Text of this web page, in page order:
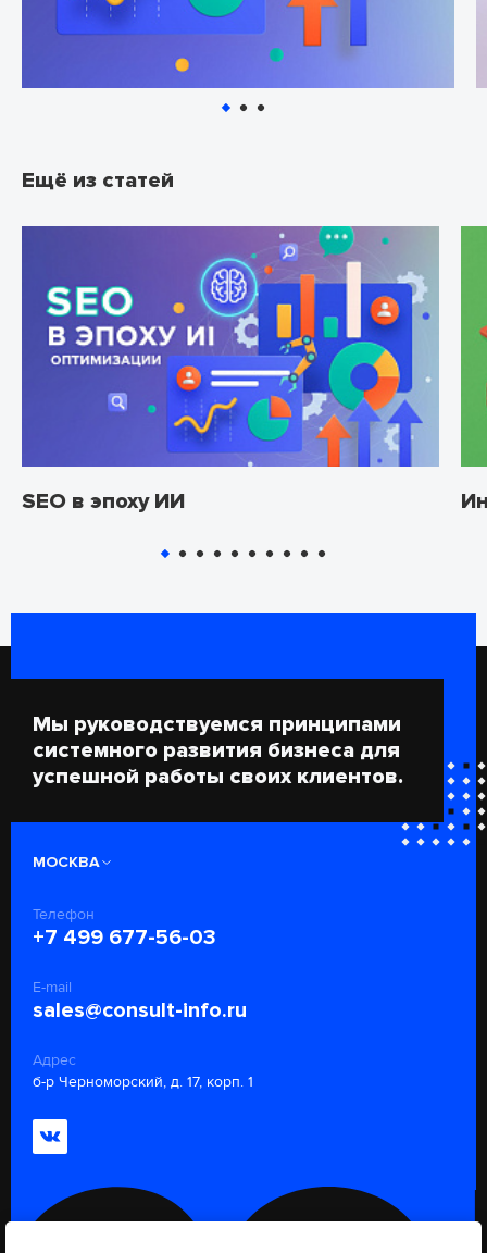
Ещё из статей
SEO в эпоху ИИ
Мы руководствуемся принципами
системного развития бизнеса для
успешной работы своих клиентов.
МОСКВА
Телефон
+7 499 677-56-03
E-mail
sales@consult-info.ru
Адрес
б-р Черноморский, д. 17, корп. 1